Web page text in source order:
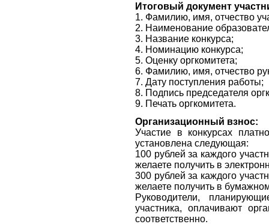
Итоговый документ
1. Фамилию, имя, отчество
2. Наименование
3. Название конкурса;
4. Номинацию конкурса;
5. Оценку оргкомитета;
6. Фамилию, имя, отчество
7. Дату поступления работы;
8. Подпись председателя
9. Печать оргкомитета.
Организационный взнос:
Участие в конкурсах
установлена следующая:
100 рублей за каждого
желаете получить в
300 рублей за каждого
желаете получить в
Руководители,
участника, оплачивают
соответственно.